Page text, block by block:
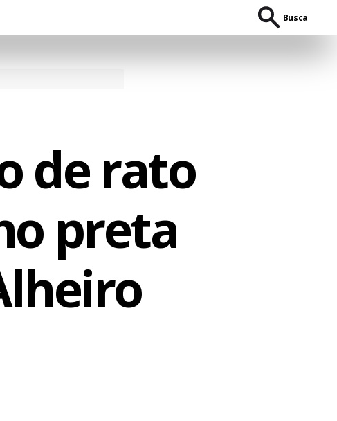
Busca
de rato
preta